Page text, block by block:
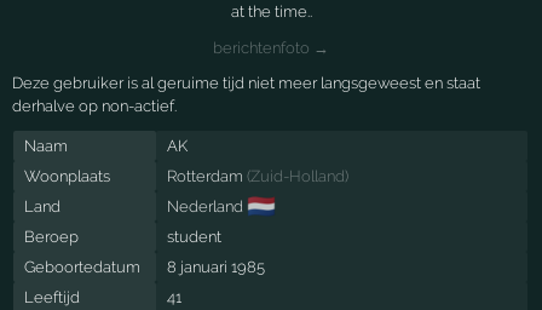
at the time..
berichtenfoto →
Deze gebruiker is al geruime tijd niet meer langsgeweest en staat
derhalve op non-actief.
Naam
AK
Woonplaats
Rotterdam (Zuid-Holland)
Land
Nederland 🇳🇱
Beroep
student
Geboortedatum
8 januari 1985
Leeftijd
41